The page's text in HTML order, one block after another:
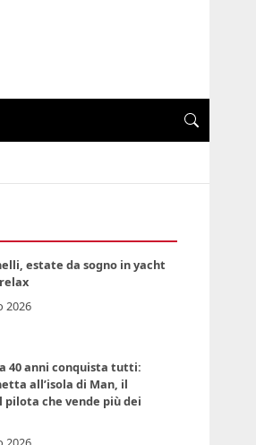
estate da sogno in yacht
2026
40 anni conquista tutti:
all’isola di Man, il
pilota che vende più dei